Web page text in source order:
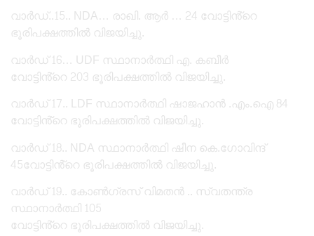
വാർഡ്..15.. NDA… രാഖി. ആർ … 24 വോട്ടിൻ്റെ
ഭൂരിപക്ഷത്തിൽ വിജയിച്ചു.
വാർഡ് 16… UDF സ്ഥാനാർത്ഥി എ. കബീർ
വോട്ടിൻ്റെ 203 ഭൂരിപക്ഷത്തിൽ വിജയിച്ചു.
വാർഡ് 17.. LDF സ്ഥാനാർത്ഥി ഷാജഹാൻ .എം.ഐ 84
വോട്ടിൻ്റെ ഭൂരിപക്ഷത്തിൽ വിജയിച്ചു.
വാർഡ് 18.. NDA സ്ഥാനാർത്ഥി ഷീന കെ.ഗോവിന്ദ്
45വോട്ടിൻ്റെ ഭൂരിപക്ഷത്തിൽ വിജയിച്ചു.
വാർഡ് 19.. കോൺഗ്രസ് വിമതൻ .. സ്വതന്ത്ര
സ്ഥാനാർത്ഥി 105
വോട്ടിൻ്റെ ഭൂരിപക്ഷത്തിൽ വിജയിച്ചു.